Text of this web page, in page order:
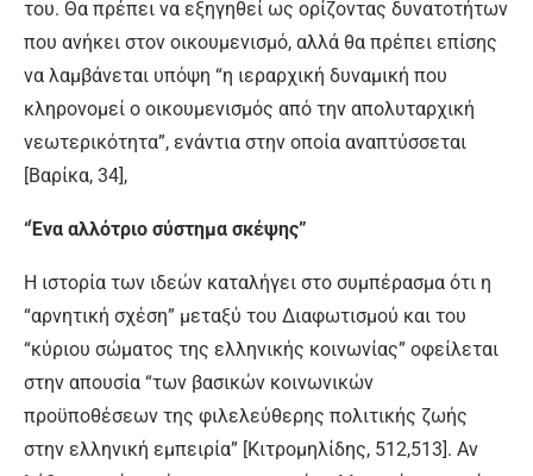
του. Θα πρέπει να εξηγηθεί ως ορίζοντας δυνατοτήτων
που ανήκει στον οικουμενισμό, αλλά θα πρέπει επίσης
να λαμβάνεται υπόψη “η ιεραρχική δυναμική που
κληρονομεί ο οικουμενισμός από την απολυταρχική
νεωτερικότητα”, ενάντια στην οποία αναπτύσσεται
[Βαρίκα, 34],
“Ένα αλλότριο σύστημα σκέψης”
Η ιστορία των ιδεών καταλήγει στο συμπέρασμα ότι η
“αρνητική σχέση” μεταξύ του Διαφωτισμού και του
“κύριου σώματος της ελληνικής κοινωνίας” οφείλεται
στην απουσία “των βασικών κοινωνικών
προϋποθέσεων της φιλελεύθερης πολιτικής ζωής
στην ελληνική εμπειρία” [Κιτρομηλίδης, 512,513]. Αν